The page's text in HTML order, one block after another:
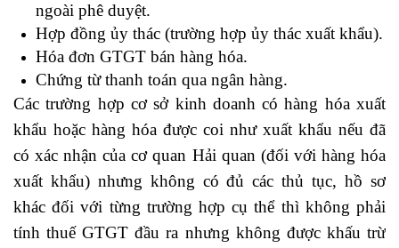
ngoài phê duyệt.
Hợp đồng ủy thác (trường hợp ủy thác xuất khẩu).
Hóa đơn GTGT bán hàng hóa.
Chứng từ thanh toán qua ngân hàng.
Các trường hợp cơ sở kinh doanh có hàng hóa xuất
khẩu hoặc hàng hóa được coi như xuất khẩu nếu đã
có xác nhận của cơ quan Hải quan (đối với hàng hóa
xuất khẩu) nhưng không có đủ các thủ tục, hồ sơ
khác đối với từng trường hợp cụ thể thì không phải
tính thuế GTGT đầu ra nhưng không được khấu trừ